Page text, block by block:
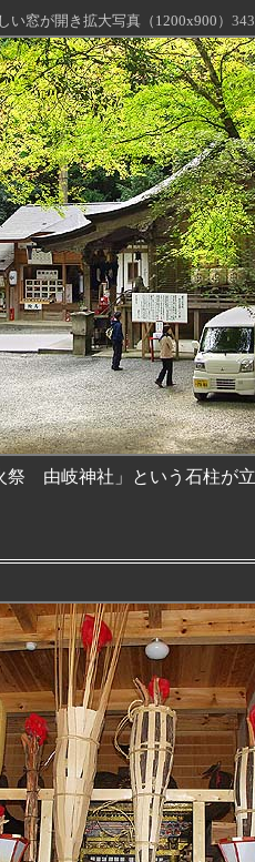
い窓が開き拡大写真（1200x900 ）
祭 由岐神社」という石柱が